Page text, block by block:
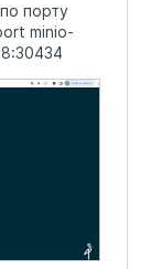
порту
minio-